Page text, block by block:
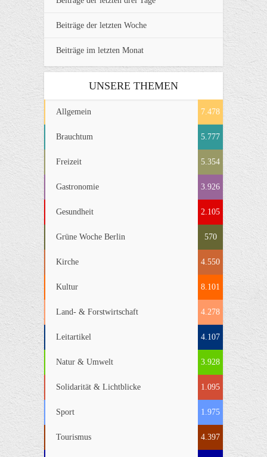
Beiträge der letzten Woche
Beiträge im letzten Monat
UNSERE THEMEN
Allgemein 7.478
Brauchtum 5.777
Freizeit 5.354
Gastronomie 3.926
Gesundheit 2.105
Grüne Woche Berlin 570
Kirche 4.550
Kultur 8.101
Land- & Forstwirtschaft 4.278
Leitartikel 4.107
Natur & Umwelt 3.928
Solidarität & Lichtblicke 1.095
Sport 1.975
Tourismus 4.397